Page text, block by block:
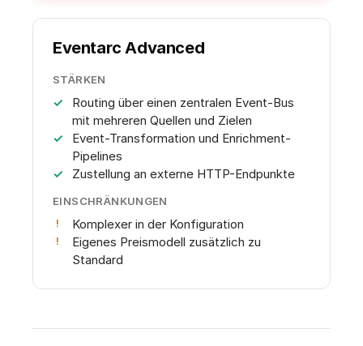
Eventarc Advanced
STÄRKEN
Routing über einen zentralen Event-Bus
mit mehreren Quellen und Zielen
Event-Transformation und Enrichment-
Pipelines
Zustellung an externe HTTP-Endpunkte
EINSCHRÄNKUNGEN
Komplexer in der Konfiguration
Eigenes Preismodell zusätzlich zu
Standard